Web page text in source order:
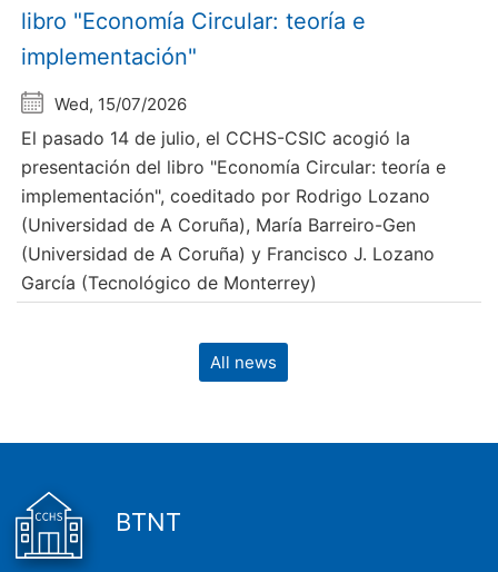
libro "Economía Circular: teoría e
implementación"
Wed, 15/07/2026
El pasado 14 de julio, el CCHS-CSIC acogió la
presentación del libro "Economía Circular: teoría e
implementación", coeditado por Rodrigo Lozano
(Universidad de A Coruña), María Barreiro-Gen
(Universidad de A Coruña) y Francisco J. Lozano
García (Tecnológico de Monterrey)
All news
BTNT